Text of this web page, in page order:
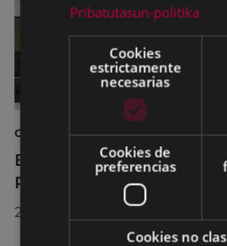
CULTURA
El Museo de la Industria
Premio Delta Cultura a la
23/07/2026
Pribatutasun-politika
Cookies
estrictamente
necesarias
Cookies de
preferencias
Cookies no